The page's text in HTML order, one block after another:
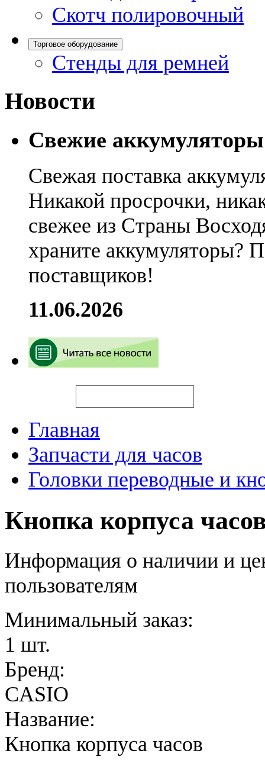
Скотч полировочный
Торговое оборудование
Стенды для ремней
Новости
Свежие
Свежая поставка
Никакой просрочки,
свежее из Страны
храните аккумуляторы?
поставщиков!
11.06.2026
Главная
Запчасти для часов
Головки переводные и
Кнопка корпуса
Информация о наличии и
пользователям
Минимальный заказ:
1 шт.
Бренд:
CASIO
Название:
Кнопка корпуса часов